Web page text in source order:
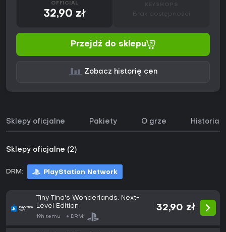
OFFICIAL
32,90 zł Brak dostępności
Przejdź do sklepu
Zobacz historię cen
Sklepy oficjalne Pakiety O grze Historia
Sklepy oficjalne (2)
DRM: PlayStation Network
Tiny Tina's Wonderlands: Next-
Level Edition
19h temu DRM:
32,90 zł